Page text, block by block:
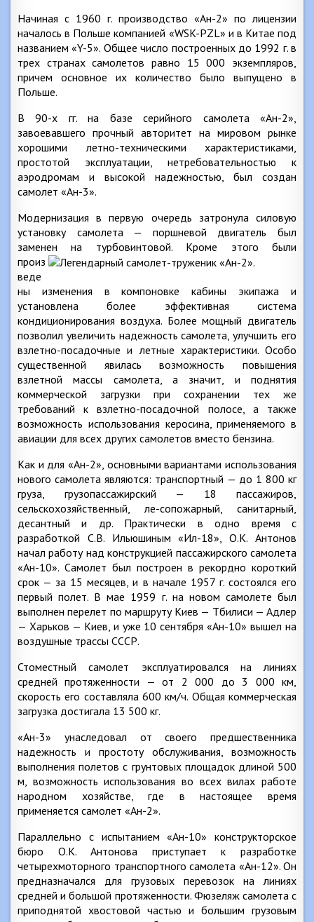
Начиная с 1960 г. производство «Ан-2» по лицензии
началось в Польше компанией «WSK-PZL» и в Китае под
названием «Y-5». Общее число построенных до 1992 г. в
трех странах самолетов равно 15 000 экземпляров,
причем основное их количество было выпущено в
Польше.
В 90-х гг. на базе серийного самолета «Ан-2»,
завоевавшего прочный авторитет на мировом рынке
хорошими летно-техническими характеристиками,
простотой эксплуатации, нетребовательностью к
аэродромам и высокой надежностью, был создан
самолет «Ан-3».
Модернизация в первую очередь затронула силовую
установку самолета — поршневой двигатель был
заменен на турбовинтовой. Кроме этого были
произ
веде
ны изменения в компоновке кабины экипажа и
установлена более эффективная система
кондиционирования воздуха. Более мощный двигатель
позволил увеличить надежность самолета, улучшить его
взлетно-посадочные и летные характеристики. Особо
существенной явилась возможность повышения
взлетной массы самолета, а значит, и поднятия
коммерческой загрузки при сохранении тех же
требований к взлетно-посадочной полосе, а также
возможность использования керосина, применяемого в
авиации для всех других самолетов вместо бензина.
Как и для «Ан-2», основными вариантами использования
нового самолета являются: транспортный — до 1 800 кг
груза, грузопассажирский — 18 пассажиров,
сельскохозяйственный, ле-сопожарный, санитарный,
десантный и др. Практически в одно время с
разработкой С.В. Ильюшиным «Ил-18», O.K. Антонов
начал работу над конструкцией пассажирского самолета
«Ан-10». Самолет был построен в рекордно короткий
срок — за 15 месяцев, и в начале 1957 г. состоялся его
первый полет. В мае 1959 г. на новом самолете был
выполнен перелет по маршруту Киев — Тбилиси — Адлер
— Харьков — Киев, и уже 10 сентября «Ан-10» вышел на
воздушные трассы СССР.
Стоместный самолет эксплуатировался на линиях
средней протяженности — от 2 000 до 3 000 км,
скорость его составляла 600 км/ч. Общая коммерческая
загрузка достигала 13 500 кг.
«Ан-3» унаследовал от своего предшественника
надежность и простоту обслуживания, возможность
выполнения полетов с грунтовых площадок длиной 500
м, возможность использования во всех вилах работе
народном хозяйстве, где в настоящее время
применяется самолет «Ан-2».
Параллельно с испытанием «Ан-10» конструкторское
бюро O.K. Антонова приступает к разработке
четырехмоторного транспортного самолета «Ан-12». Он
предназначался для грузовых перевозок на линиях
средней и большой протяженности. Фюзеляж самолета с
приподнятой хвостовой частью и большим грузовым